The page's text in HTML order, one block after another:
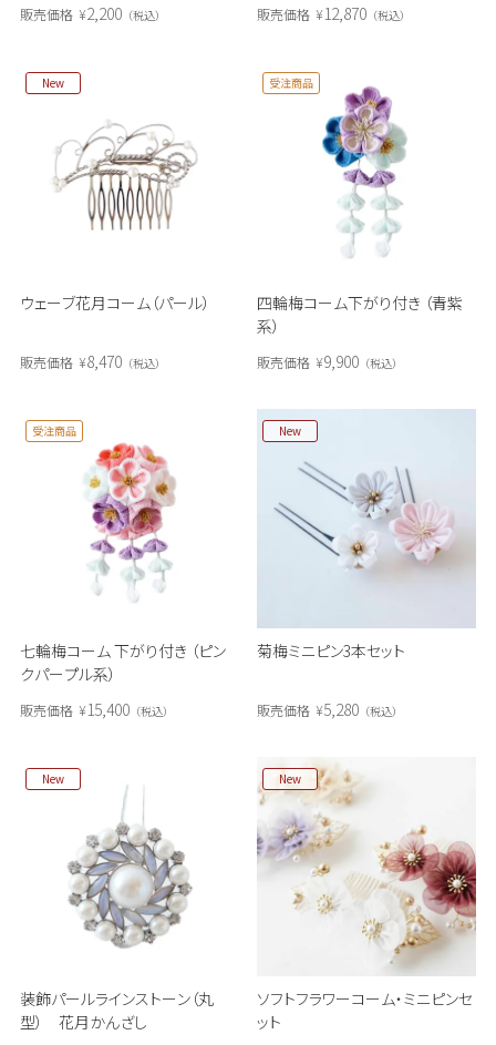
販売価格 ¥2,200 税込 販売価格 ¥12,870 税込
ウェーブ花月コーム（パール）
New
販売価格 ¥8,470 税込
四輪梅コーム下がり付き （青紫
系）
受注商品
販売価格 ¥9,900 税込
七輪梅コーム 下がり付き （ピン
クパープル系）
受注商品
販売価格 ¥15,400 税込
菊梅ミニピン3本セット
New
販売価格 ¥5,280 税込
装飾パールラインストーン（丸
型） 花月かんざし
New
ソフトフラワーコーム・ミニピンセ
ット
New